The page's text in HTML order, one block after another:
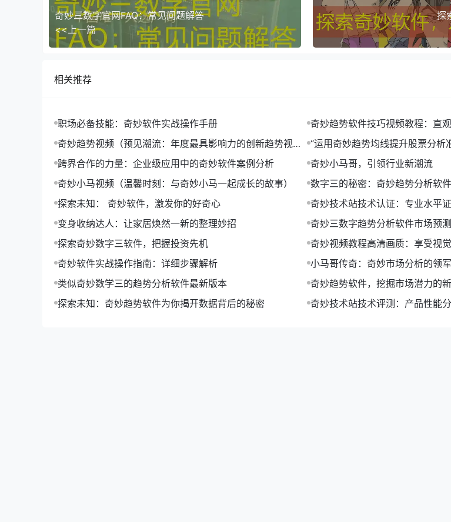
奇妙三数字官网FAQ：常见问题解答
<<上一篇
探
相关推荐
职场必备技能：奇妙软件实战操作手册
奇妙趋势软件技巧视频教程：直
奇妙趋势视频（预见潮流：年度最具影响力的创新趋势视频
分享）
“运用奇妙趋势均线提升股票分析
跨界合作的力量：企业级应用中的奇妙软件案例分析
奇妙小马哥，引领行业新潮流
奇妙小马视频（温馨时刻：与奇妙小马一起成长的故事）
数字三的秘密：奇妙趋势分析软
探索未知： 奇妙软件，激发你的好奇心
奇妙技术站技术认证：专业水平
变身收纳达人：让家居焕然一新的整理妙招
奇妙三数字趋势分析软件市场预测
探索奇妙数字三软件，把握投资先机
奇妙视频教程高清画质：享受视
奇妙软件实战操作指南：详细步骤解析
小马哥传奇：奇妙市场分析的领
类似奇妙数学三的趋势分析软件最新版本
奇妙趋势软件，挖掘市场潜力的
探索未知：奇妙趋势软件为你揭开数据背后的秘密
奇妙技术站技术评测：产品性能